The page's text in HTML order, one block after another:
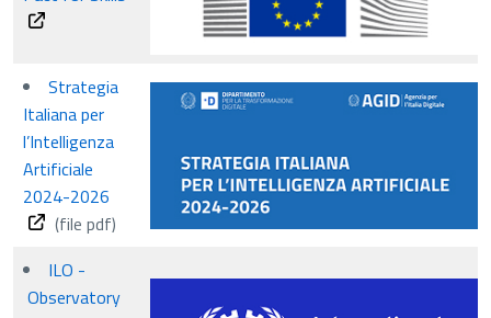
Strategia
Italiana per
l’Intelligenza
Artificiale
2024-2026
(file pdf)
ILO -
Observatory